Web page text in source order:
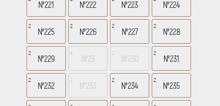
№221 №222 №223 №224
№225
2
№226
2
№227
2
№228
2
№229
2
№23
4
№230
2
№231
2
№232
2
№233
2
№234
2
№235
2